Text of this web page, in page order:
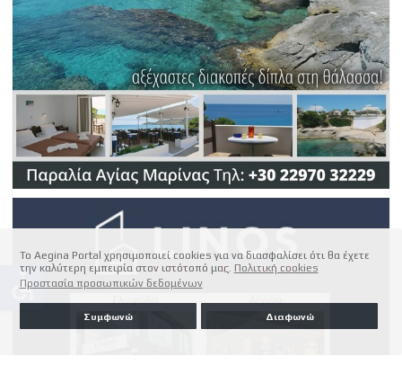
Το Aegina Portal χρησιμοποιεί cookies για να διασφαλίσει ότι θα έχετε
την καλύτερη εμπειρία στον ιστότοπό μας. Πολιτική cookies
Προστασία προσωπικών δεδομένων
Συμφωνώ Διαφωνώ
accessible